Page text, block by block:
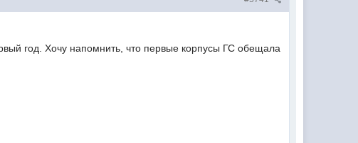
год. Хочу напомнить, что первые корпусы ГС обещала